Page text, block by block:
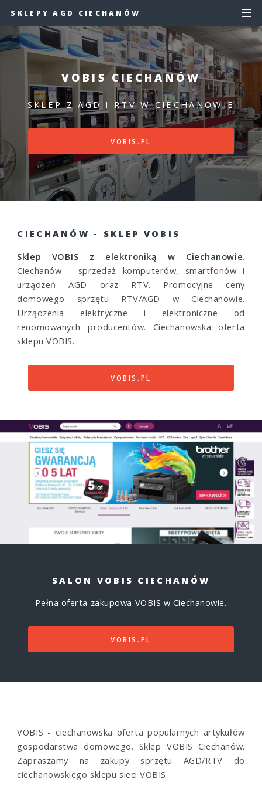
SKLEPY AGD CIECHANÓW
VOBIS CIECHANÓW
SKLEP Z AGD I RTV W CIECHANOWIE
VOBIS.PL
CIECHANÓW - SKLEP VOBIS
Sklep VOBIS z elektroniką w Ciechanowie.
Ciechanów - sprzedaż komputerów, smartfonów i
urządzeń AGD oraz RTV. Promocyjne ceny
domowego sprzętu RTV/AGD w Ciechanowie.
Urządzenia elektryczne i elektroniczne od
renomowanych producentów. Ciechanowska oferta
sklepu VOBIS.
VOBIS.PL
SALON VOBIS CIECHANÓW
Pełna oferta zakupowa VOBIS w Ciechanowie.
VOBIS.PL
VOBIS - ciechanowska oferta popularnych artykułów
gospodarstwa domowego. Sklep VOBIS Ciechanów.
Zapraszamy na zakupy sprzętu AGD/RTV do
ciechanowskiego sklepu sieci VOBIS.